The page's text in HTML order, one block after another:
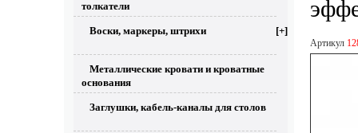
толкатели
Воски, маркеры, штрихи [+]
Металлические кровати и кроватные
основания
Заглушки, кабель-каналы для столов
Артикул